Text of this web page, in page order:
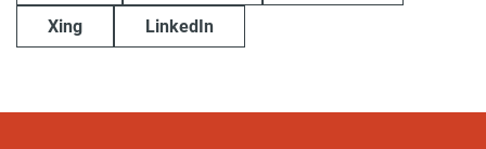
Xing LinkedIn